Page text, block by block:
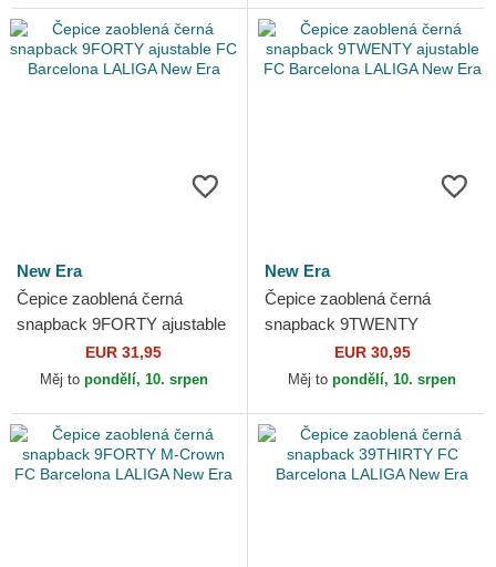
New Era
Čepice zaoblená černá
snapback 9FORTY ajustable
FC Barcelona LALIGA New
Era
EUR 31,95
Měj to pondělí, 10. srpen
New Era
Čepice zaoblená černá
snapback 9TWENTY
ajustable FC Barcelona
LALIGA New Era
EUR 30,95
Měj to pondělí, 10. srpen